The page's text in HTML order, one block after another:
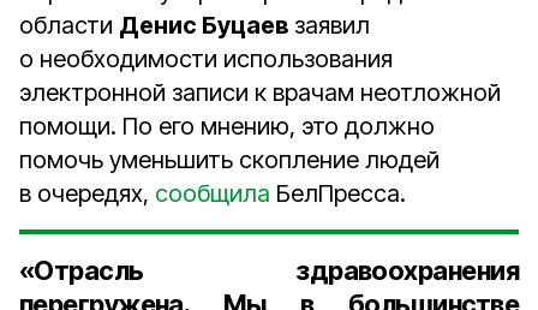
области Денис Буцаев заявил
о необходимости использования
электронной записи к врачам неотложной
помощи. По его мнению, это должно
помочь уменьшить скопление людей
в очередях, сообщила БелПресса.
«Отрасль здравоохранения